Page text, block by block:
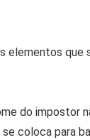
elementos que
do impostor
coloca para